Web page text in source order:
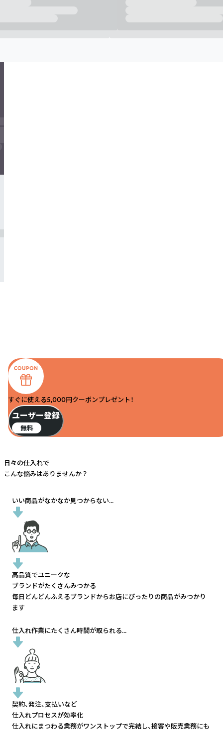
すぐに使える5,000円クーポンプレゼント！
ユーザー登録
無料
日々の仕入れで
こんな悩みはありませんか？
いい商品がなかなか見つからない...
高品質でユニークな
ブランドがたくさんみつかる
毎日どんどんふえるブランドからお店にぴったりの商品がみつかり
ます
仕入れ作業にたくさん時間が取られる...
契約、発注、支払いなど
仕入れプロセスが効率化
仕入れにまつわる業務がワンストップで完結し、接客や販売業務にも